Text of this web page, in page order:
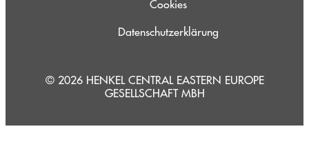
Cookies
Datenschutzerklärung
© 2026 HENKEL CENTRAL EASTERN EUROPE
GESELLSCHAFT MBH